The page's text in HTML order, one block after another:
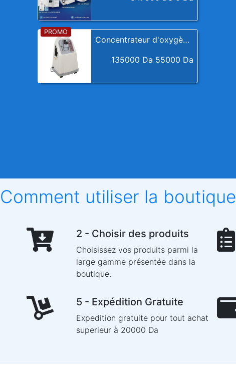
135000 Da 55000 Da
Previous Next
Comment utiliser la boutique
2 - Choisir des produits
Choisissez vos produits parmi la
large gamme présentée dans la
boutique.
5 - Expédition Gratuite
Expedition gratuite pour tout achat
superieur à 20000 Da